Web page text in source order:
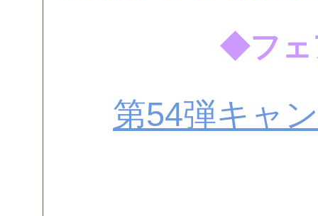
◆フェ
第54弾キャ